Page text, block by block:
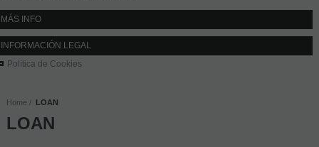
MÁS INFO
INFORMACIÓN LEGAL
Política de Cookies
Home LOAN
LOAN